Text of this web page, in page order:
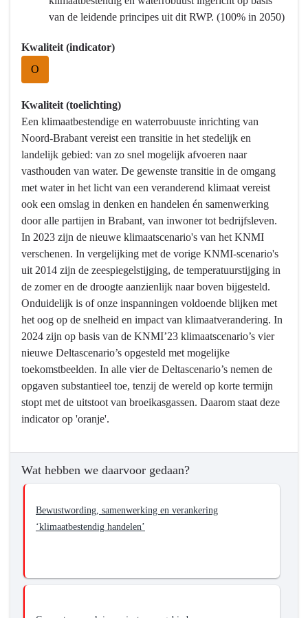
Wat
hebben
we
bereikt?
Klimaatadaptatie
van de leidende principes uit dit RWP. (100% in 2050)
Kwaliteit (indicator)
O
Kwaliteit (toelichting)
Een klimaatbestendige en waterrobuuste inrichting van
Noord-Brabant vereist een transitie in het stedelijk en
landelijk gebied: van zo snel mogelijk afvoeren naar
vasthouden van water. De gewenste transitie in de omgang
met water in het licht van een veranderend klimaat vereist
ook een omslag in denken en handelen én samenwerking
door alle partijen in Brabant, van inwoner tot bedrijfsleven.
In 2023 zijn de nieuwe klimaatscenario's van het KNMI
verschenen. In vergelijking met de vorige KNMI-scenario's
uit 2014 zijn de zeespiegelstijging, de temperatuurstijging in
de zomer en de droogte aanzienlijk naar boven bijgesteld.
Onduidelijk is of onze inspanningen voldoende blijken met
het oog op de snelheid en impact van klimaatverandering. In
2024 zijn op basis van de KNMI’23 klimaatscenario’s vier
nieuwe Deltascenario’s opgesteld met mogelijke
toekomstbeelden. In alle vier de Deltascenario’s nemen de
opgaven substantieel toe, tenzij de wereld op korte termijn
stopt met de uitstoot van broeikasgassen. Daarom staat deze
indicator op 'oranje'.
Wat hebben we daarvoor gedaan?
Bewustwording, samenwerking en verankering
‘klimaatbestendig handelen’